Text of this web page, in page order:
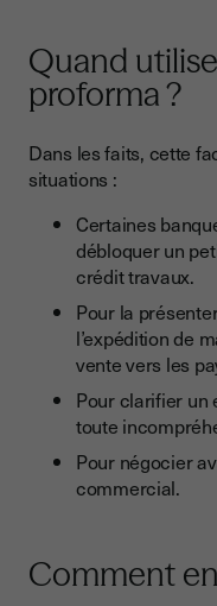
Quand
proforma ?
Dans les faits, cette
situations :
Certaines
débloquer un
crédit travaux.
Pour la
l’expédition de
vente vers les
Pour clarifier un
toute
Pour négocier
commercial.
Comment